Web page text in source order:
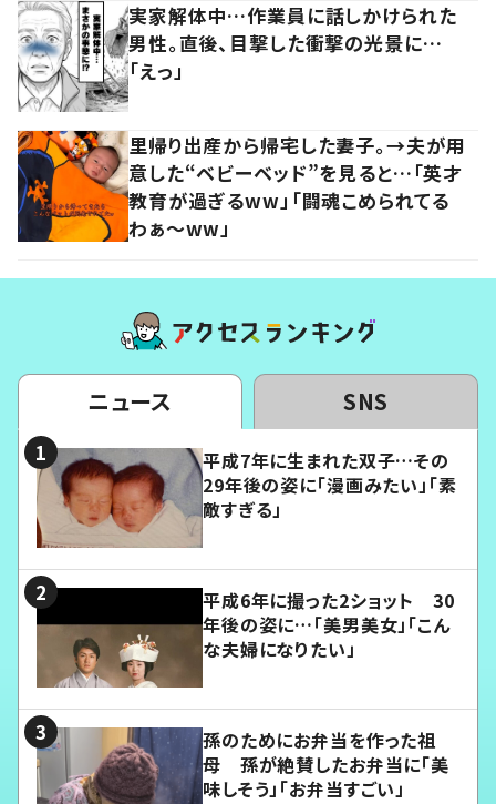
実家解体中…作業員に話しかけられた
男性。直後、目撃した衝撃の光景に…
「えっ」
里帰り出産から帰宅した妻子。→夫が用
意した“ベビーベッド”を見ると…「英才
教育が過ぎるww」「闘魂こめられてる
わぁ～ww」
ニュース SNS
平成7年に生まれた双子…その
29年後の姿に「漫画みたい」「素
敵すぎる」
平成6年に撮った2ショット 30
年後の姿に…「美男美女」「こん
な夫婦になりたい」
孫のためにお弁当を作った祖
母 孫が絶賛したお弁当に「美
味しそう」「お弁当すごい」